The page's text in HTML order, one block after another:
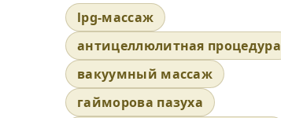
lpg-массаж
антицеллюлитная процедура
вакуумный массаж
гайморова пазуха